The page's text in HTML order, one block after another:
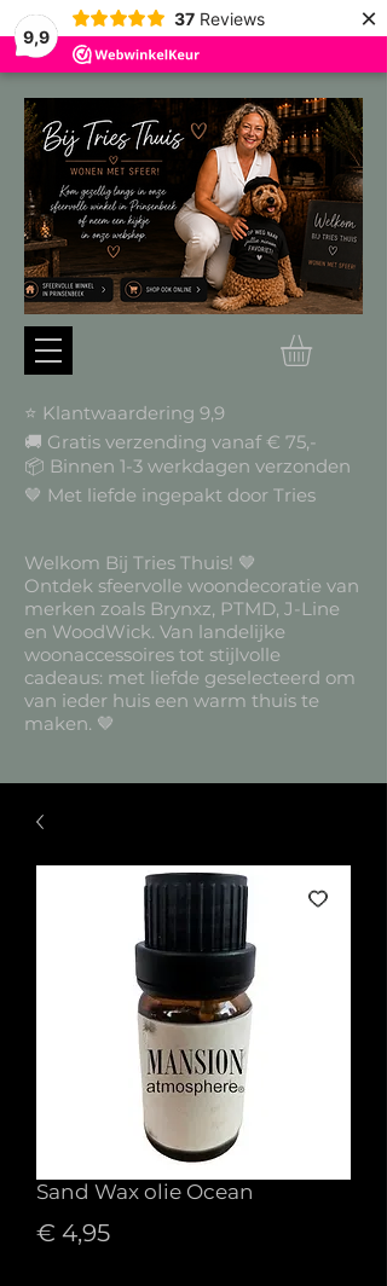
9,9
37 Reviews ×
⭐ Klantwaardering 9,9
🚚 Gratis verzending vanaf € 75,-
📦 Binnen 1-3 werkdagen verzonden
🤎 Met liefde ingepakt door Tries
Welkom Bij Tries Thuis! 🤎
Ontdek sfeervolle woondecoratie van
merken zoals Brynxz, PTMD, J-Line
en WoodWick. Van landelijke
woonaccessoires tot stijlvolle
cadeaus: met liefde geselecteerd om
van ieder huis een warm thuis te
maken. 🤎
Sand Wax olie Ocean
€ 4,95Prijs